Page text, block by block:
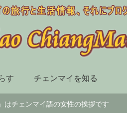
す チェンマイを知る
はチェンマイ語の女性の挨拶です